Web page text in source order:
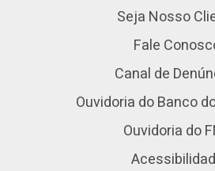
Seja Nosso
Fale
Canal de
Ouvidoria do Banco
Ouvidoria do